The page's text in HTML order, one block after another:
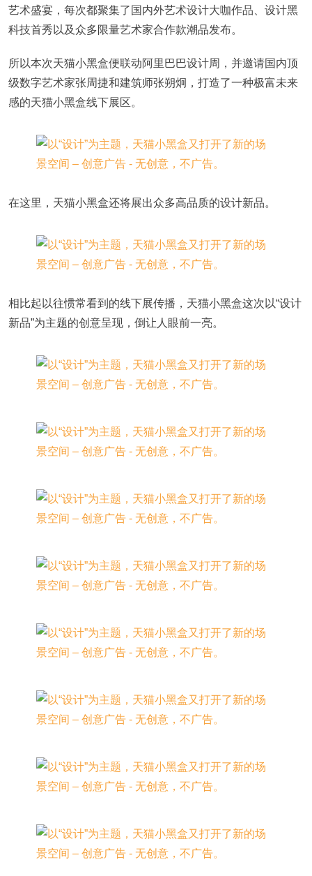
艺术盛宴，每次都聚集了国内外艺术设计大咖作品、设计黑
科技首秀以及众多限量艺术家合作款潮品发布。
所以本次天猫小黑盒便联动阿里巴巴设计周，并邀请国内顶
级数字艺术家张周捷和建筑师张朔炯，打造了一种极富未来
感的天猫小黑盒线下展区。
在这里，天猫小黑盒还将展出众多高品质的设计新品。
相比起以往惯常看到的线下展传播，天猫小黑盒这次以“设计
新品”为主题的创意呈现，倒让人眼前一亮。